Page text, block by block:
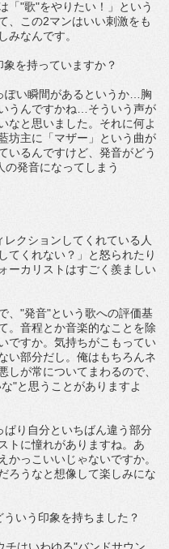
「"歌"をやりたい！」という
、この2マンはいい刺激をも
みなんです。
を持っていますか？
ぽい瞬間があるというか…胸
うんですかね…そういう声が
なと思いました。それに何よ
坊主に「マザー」という曲が
いるんですけど、発音がどう
の発音になってしまう
クションしてくれている人
てくれない？」と怒られたり
ーカリストはすごく羨ましい
、"発音"という歌への評価基
。音程とか音楽的なことを除
ですか。気持ちがこもってい
い部分だし。俺はもちろんネ
しが常についてまわるので、
"と思うことがありますよ
り自分といちばん違う部分
トに憧れがありますね。あ
かっこいいじゃないですか。
ろうなと想像して楽しみにな
いう印象を持ちました？
はいわゆる"バンドサウン